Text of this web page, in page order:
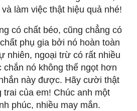
làm việc thật hiệu quả nhé!
có chất béo, cũng chẳng có
phụ gia bởi nó hoàn toàn
nhiên, ngoại trừ có rất nhiều
nó không thể ngọt hơn
này được. Hãy cười thật
trai của em! Chúc anh một
phúc, nhiều may mắn.